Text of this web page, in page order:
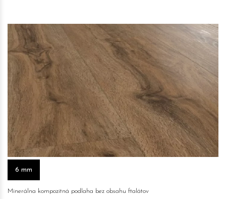
6 mm
Minerálna kompozitná podlaha bez obsahu ftalátov